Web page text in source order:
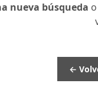
nueva búsqueda o
←